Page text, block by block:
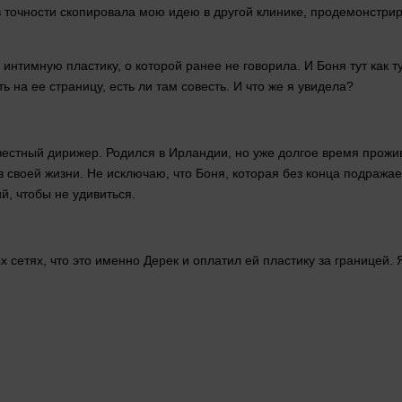
точности скопировала мою идею в другой клинике,
пластику, о которой ранее не говорила. И Боня тут как
ее страницу, есть ли там совесть. И что же я увидела?
дирижер. Родился в Ирландии, но уже долгое время
своей жизни . Не исключаю, что Боня, которая без конца
чтобы не удивиться.
что это именно Дерек и оплатил ей пластику за